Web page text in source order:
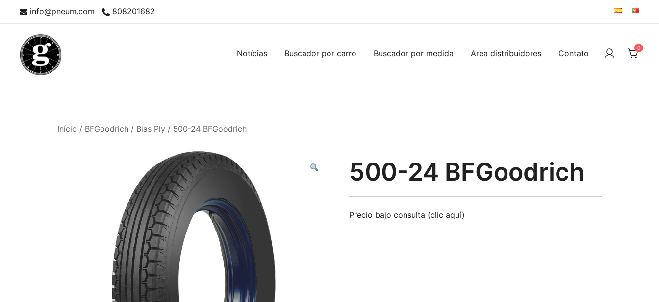
info@pneum.com 808201682
Notícias Buscador por carro Buscador por medida Area distribuidores Contato
0
Início / BFGoodrich / Bias Ply / 500-24 BFGoodrich
500-24 BFGoodrich
Precio bajo consulta (clic aquí)